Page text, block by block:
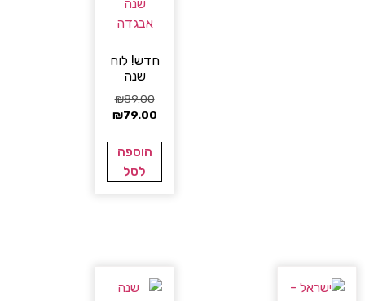
חדש! לוח
שנה
₪89.00
₪79.00
הוספה
לסל